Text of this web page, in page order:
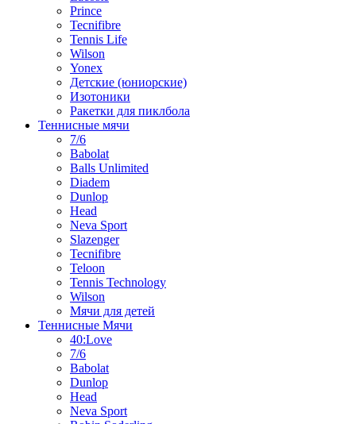
Prince
Tecnifibre
Tennis Life
Wilson
Yonex
Детские (юниорские)
Изотоники
Ракетки для пиклбола
Теннисные мячи
7/6
Babolat
Balls Unlimited
Diadem
Dunlop
Head
Neva Sport
Slazenger
Tecnifibre
Teloon
Tennis Technology
Wilson
Мячи для детей
Теннисные Мячи
40:Love
7/6
Babolat
Dunlop
Head
Neva Sport